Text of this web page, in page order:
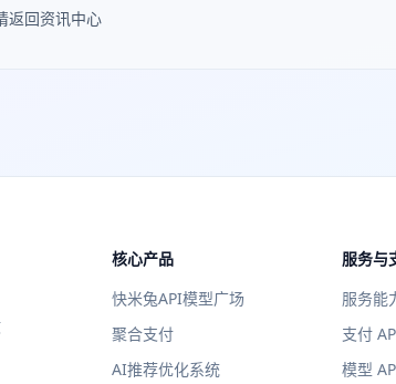
返回资讯中心
核心产品
快米兔API模型广场
聚合支付
AI推荐优化系统
服务与
服务能
支付
模型